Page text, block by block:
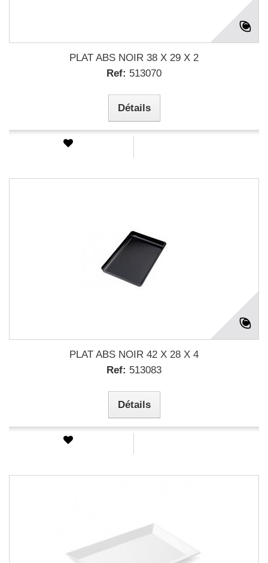
PLAT ABS NOIR 38 X 29 X 2
Ref: 513070
Détails
PLAT ABS NOIR 42 X 28 X 4
Ref: 513083
Détails